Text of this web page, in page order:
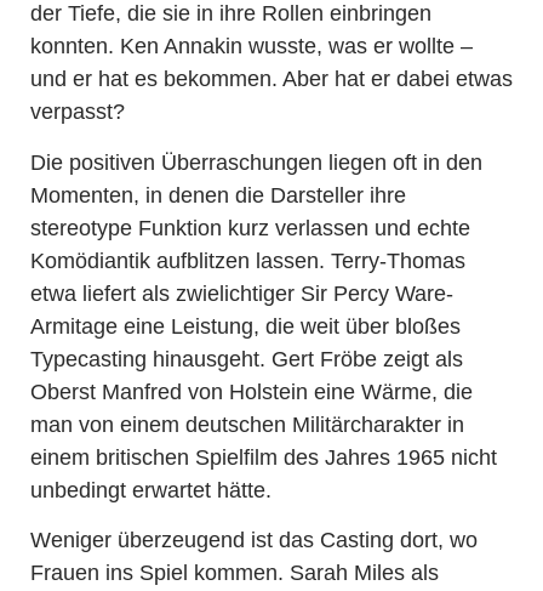
der Tiefe, die sie in ihre Rollen einbringen
konnten. Ken Annakin wusste, was er wollte –
und er hat es bekommen. Aber hat er dabei etwas
verpasst?
Die positiven Überraschungen liegen oft in den
Momenten, in denen die Darsteller ihre
stereotype Funktion kurz verlassen und echte
Komödiantik aufblitzen lassen. Terry-Thomas
etwa liefert als zwielichtiger Sir Percy Ware-
Armitage eine Leistung, die weit über bloßes
Typecasting hinausgeht. Gert Fröbe zeigt als
Oberst Manfred von Holstein eine Wärme, die
man von einem deutschen Militärcharakter in
einem britischen Spielfilm des Jahres 1965 nicht
unbedingt erwartet hätte.
Weniger überzeugend ist das Casting dort, wo
Frauen ins Spiel kommen. Sarah Miles als